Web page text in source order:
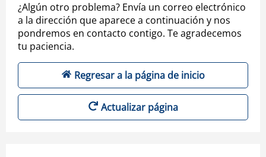
¿Algún otro problema? Envía un correo electrónico
a la dirección que aparece a continuación y nos
pondremos en contacto contigo. Te agradecemos
tu paciencia.
Regresar a la página de inicio
Actualizar página